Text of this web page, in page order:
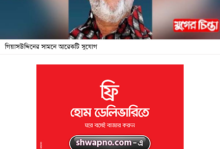
সংবাদ
গিয়াসউদ্দিনের সামনে আরেকটি সুযোগ